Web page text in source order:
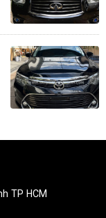
TP HCM